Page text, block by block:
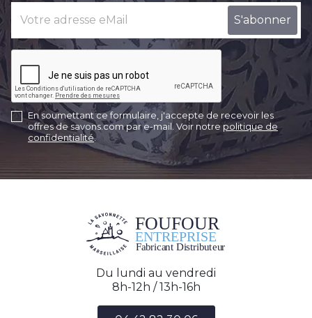
En soumettant ce formulaire, j'accepte de recevoir les
offres de savons.com par e-mail. Voir notre politique de
confidentialité.
Du lundi au vendredi
8h-12h / 13h-16h